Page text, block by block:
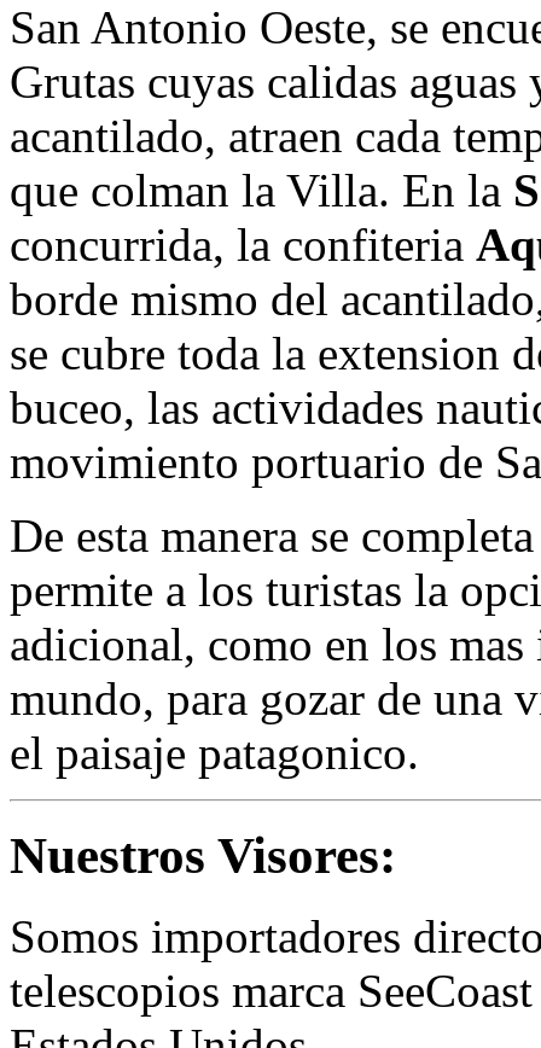
San Antonio Oeste, se
Grutas cuyas calidas
acantilado, atraen cada
que colman la Villa. En la
concurrida, la confiteria
borde mismo del
se cubre toda la extension
buceo, las actividades
movimiento portuario de
De esta manera se
permite a los turistas la
adicional, como en los
mundo, para gozar de una
el paisaje patagonico.
Nuestros Visores:
Somos importadores
telescopios marca